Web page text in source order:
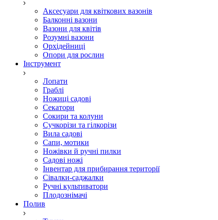
Аксесуари для квіткових вазонів
Балконні вазони
Вазони для квітів
Розумні вазони
Орхідейниці
Опори для рослин
Інструмент
Лопати
Граблі
Ножиці садові
Секатори
Сокири та колуни
Сучкорізи та гілкорізи
Вила садові
Сапи, мотики
Ножівки й ручні пилки
Садові ножі
Інвентар для прибирання території
Сівалки-саджалки
Ручні культиватори
Плодознімачі
Полив